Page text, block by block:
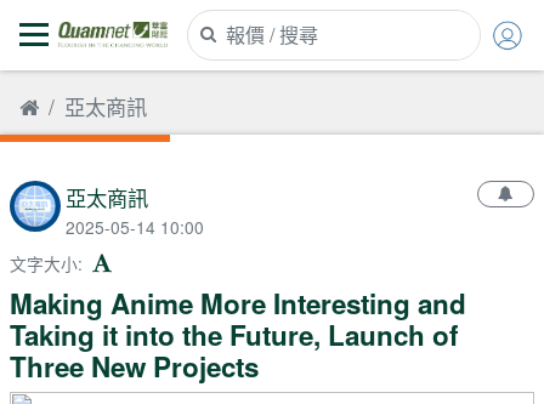
亞太商訊
亞太商訊
2025-05-14 10:00
文字大小:
Making Anime More Interesting and
Taking it into the Future, Launch of
Three New Projects